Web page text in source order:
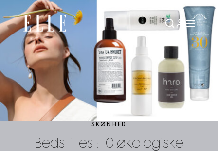
SKØNHED
Bedst i test: 10 økologiske